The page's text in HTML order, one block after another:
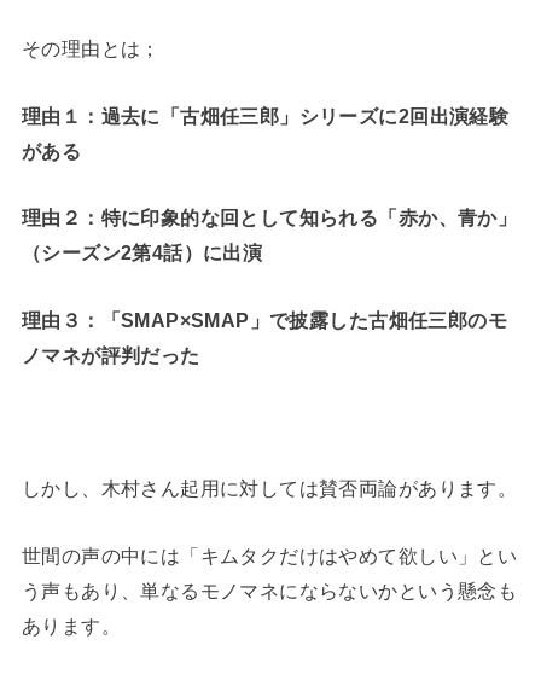
その理由とは；
理由１：過去に「古畑任三郎」シリーズに2回出演経験
がある
理由２：特に印象的な回として知られる「赤か、青か」
（シーズン2第4話）に出演
理由３：「SMAP×SMAP」で披露した古畑任三郎のモ
ノマネが評判だった
しかし、木村さん起用に対しては賛否両論があります。
世間の声の中には「キムタクだけはやめて欲しい」とい
う声もあり、単なるモノマネにならないかという懸念も
あります。